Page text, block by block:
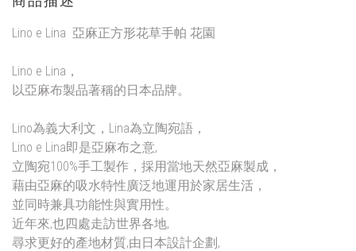
Lino e Lina 亞麻正方形花草手帕 花園
Lino e Lina，
以亞麻布製品著稱的日本品牌。
Lino為義大利文，Lina為立陶宛語，
Lino e Lina即是亞麻布之意,
立陶宛100%手工製作，採用當地天然亞麻製成，
藉由亞麻的吸水特性廣泛地運用於家居生活，
並同時兼具功能性與實用性。
近年來,也四處走訪世界各地,
尋求更好的產地材質,由日本設計企劃,